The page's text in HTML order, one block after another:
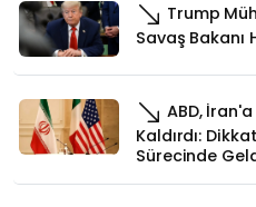
Trump
Savaş Bakanı
ABD, İran'a
Kaldırdı:
Sürecinde